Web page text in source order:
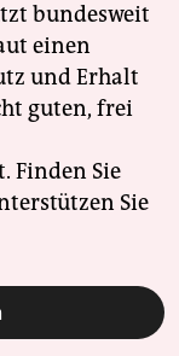
bundesweit
einen
und Erhalt
guten, frei
Finden Sie
Sie